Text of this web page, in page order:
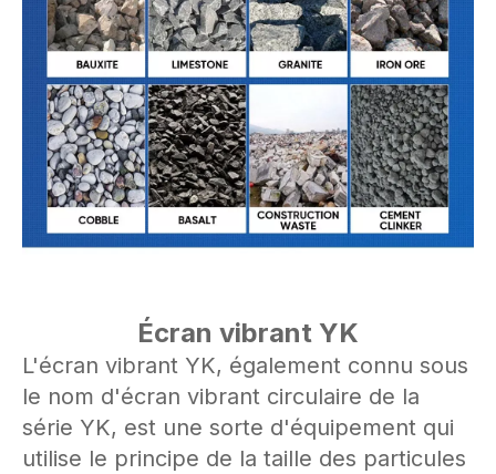
Écran vibrant YK
L'écran vibrant YK, également connu sous
le nom d'écran vibrant circulaire de la
série YK, est une sorte d'équipement qui
utilise le principe de la taille des particules